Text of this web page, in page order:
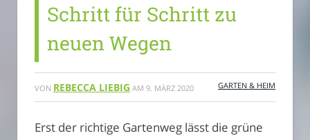
Schritt für Schritt zu
neuen Wegen
VON REBECCA LIEBIG AM 9. MÄRZ 2020 GARTEN & HEIM
Erst der richtige Gartenweg lässt die grüne